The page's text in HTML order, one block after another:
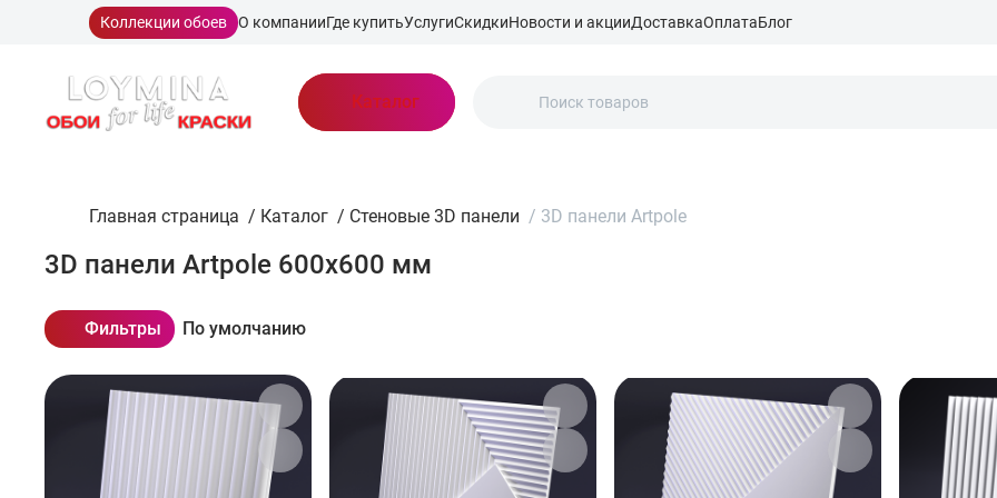
Коллекции обоев О компанииГде купитьУслугиСкидкиНовости и акцииДоставкаОплатаБлог
Каталог
Главная страница / Каталог / Стеновые 3D панели / 3D панели Artpole
3D панели Artpole 600x600 мм
Фильтры По умолчанию